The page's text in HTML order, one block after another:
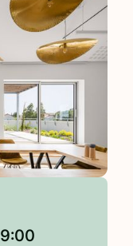
9:00